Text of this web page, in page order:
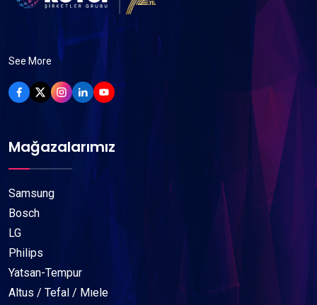
See More
Mağazalarımız
Samsung
Bosch
LG
Philips
Yatsan-Tempur
Altus / Tefal / Mıele